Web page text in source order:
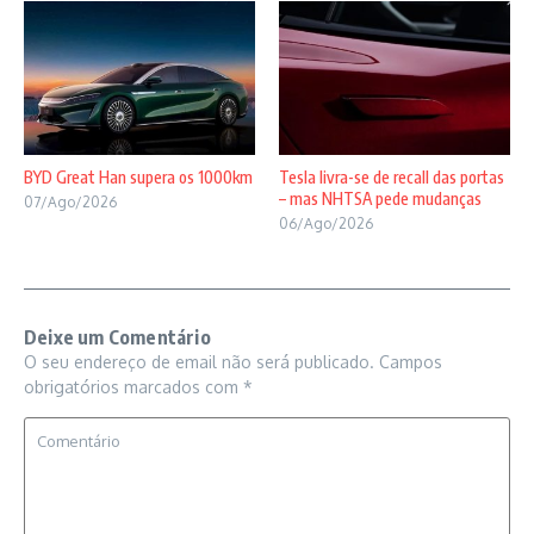
BYD Great Han supera os 1000km
07/Ago/2026
Tesla livra-se de recall das portas
– mas NHTSA pede mudanças
06/Ago/2026
Deixe um Comentário
O seu endereço de email não será publicado. Campos
obrigatórios marcados com *